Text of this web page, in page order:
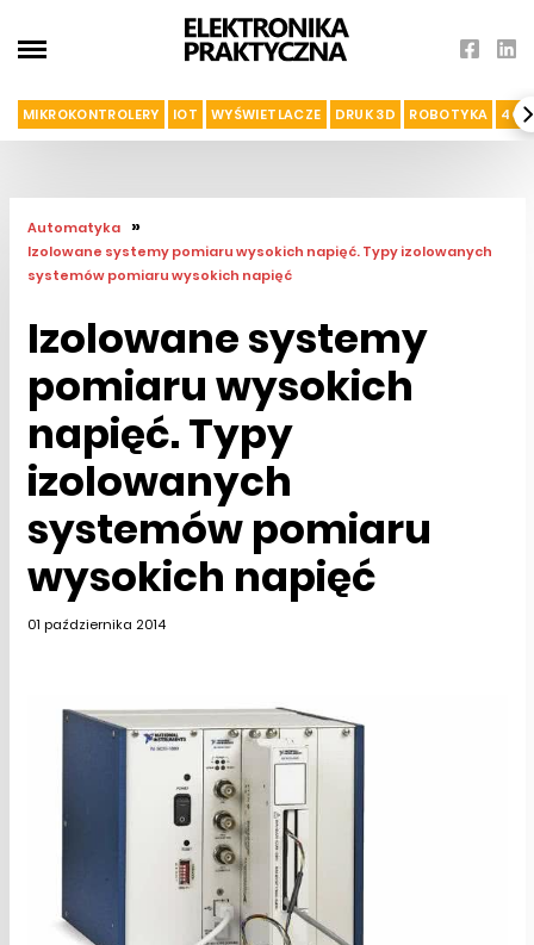
MIKROKONTROLERY IOT WYŚWIETLACZE DRUK 3D ROBOTYKA 4G I
Automatyka »
Izolowane systemy pomiaru wysokich napięć. Typy izolowanych
systemów pomiaru wysokich napięć
Izolowane systemy
pomiaru wysokich
napięć. Typy
izolowanych
systemów pomiaru
wysokich napięć
01 października 2014